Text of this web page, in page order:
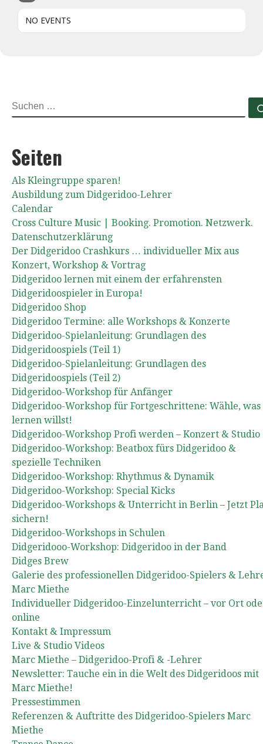
NO EVENTS
SUCHE
Seiten
Als Kleingruppe sparen!
Ausbildung zum Didgeridoo-Lehrer
Calendar
Cross Culture Music | Booking. Promotion. Netzwerk.
Datenschutzerklärung
Der Didgeridoo Crashkurs … individueller Mix aus
Konzert, Workshop & Vortrag
Didgeridoo lernen mit einem der erfahrensten
Didgeridoospieler in Europa!
Didgeridoo Shop
Didgeridoo Termine: alle Workshops & Konzerte
Didgeridoo-Spielanleitung: Grundlagen des
Didgeridoospiels (Teil 1)
Didgeridoo-Spielanleitung: Grundlagen des
Didgeridoospiels (Teil 2)
Didgeridoo-Workshop für Anfänger
Didgeridoo-Workshop für Fortgeschrittene: Wähle, was
lernen willst!
Didgeridoo-Workshop Profi werden – Konzert & Studio
Didgeridoo-Workshop: Beatbox fürs Didgeridoo &
spezielle Techniken
Didgeridoo-Workshop: Rhythmus & Dynamik
Didgeridoo-Workshop: Special Kicks
Didgeridoo-Workshops & Unterricht in Berlin – Jetzt
sichern!
Didgeridoo-Workshops in Schulen
Didgeridooo-Workshop: Didgeridoo in der Band
Didges Brew
Galerie des professionellen Didgeridoo-Spielers &
Marc Miethe
Individueller Didgeridoo-Einzelunterricht – vor Ort
online
Kontakt & Impressum
Live & Studio Videos
Marc Miethe – Didgeridoo-Profi & -Lehrer
Newsletter: Tauche ein in die Welt des Didgeridoos mit
Marc Miethe!
Pressestimmen
Referenzen & Auftritte des Didgeridoo-Spielers Marc
Miethe